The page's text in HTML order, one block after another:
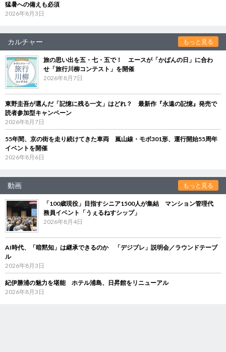
猛暑への備えも必須
2026年8月3日
カルチャー もっと見る
旅の思い出を五・七・五で！ エースが「かばんの日」に合わ
せ「旅行川柳コンテスト」を開催
2026年8月7日
東野圭吾が選んだ「記憶に残る一文」はどれ？ 最新作『永遠の記憶』発売で
読者参加型キャンペーン
2026年8月7日
55年間、京の街を走り続けてきた車両 嵐山線・モボ301形、運行開始55周年
イベントを開催
2026年8月6日
動画 もっと見る
「100歳現役」目指すシニア1500人が集結 マンション管理代
務員イベント「うぇるねすシップ」
2026年8月4日
AI時代、「暗黙知」は継承できるのか 「デジブレ」説明会／ラウンドテーブ
ル
2026年8月3日
紀伊勝浦の魅力を堪能 ホテル浦島、日昇館をリニューアル
2026年8月3日